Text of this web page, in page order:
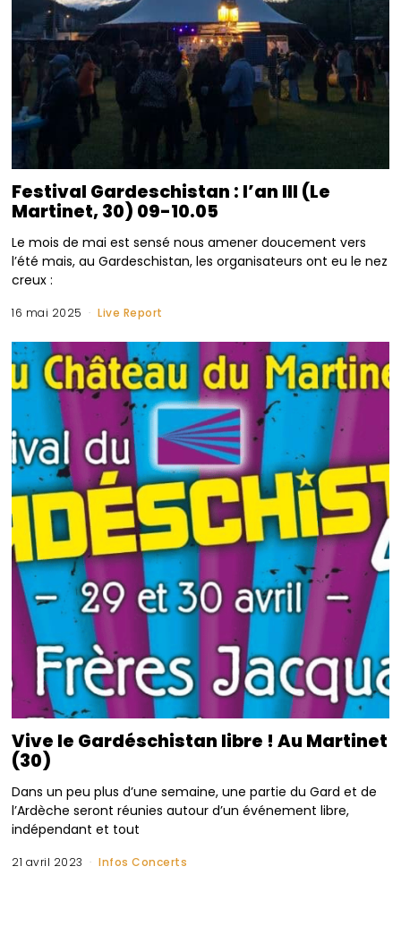
Festival Gardeschistan : l’an III (Le
Martinet, 30) 09-10.05
Le mois de mai est sensé nous amener doucement vers
l’été mais, au Gardeschistan, les organisateurs ont eu le nez
creux :
16 mai 2025 Live Report
Vive le Gardéschistan libre ! Au Martinet
(30)
Dans un peu plus d’une semaine, une partie du Gard et de
l’Ardèche seront réunies autour d’un événement libre,
indépendant et tout
21 avril 2023 Infos Concerts